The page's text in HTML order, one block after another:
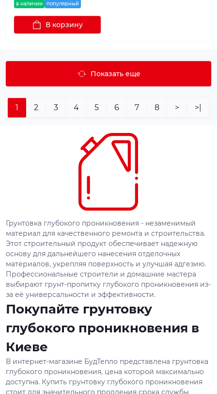
в наличии популярный
В корзину
Показать еще
1 2 3 4 5 6 7 8 > >|
Грунтовка глубокого проникновения - незаменимый
материал для качественного ремонта и строительства.
Этот строительный продукт обеспечивает надежную
основу для дальнейшего нанесения отделочных
материалов, укрепляя поверхность и улучшая адгезию.
Профессиональные строители и домашние мастера
выбирают грунт-пропитку глубокого проникновения из-
за её универсальности и эффективности.
Покупайте грунтовку
глубокого проникновения в
Киеве
В интернет-магазине БудТепло представлена грунтовка
глубокого проникновения, цена которой максимально
доступна. Купить грунтовку глубокого проникновения
стоит для значительного продления срока службы